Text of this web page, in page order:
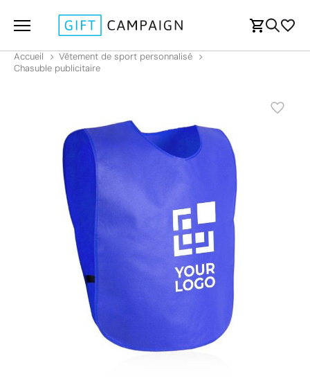
Accueil
Vêtement de sport personnalisé
Chasuble publicitaire